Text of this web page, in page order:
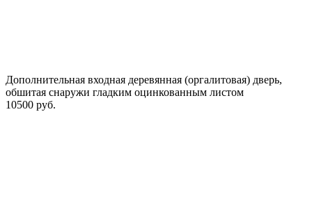
Дополнительная входная деревянная (оргалитовая) дверь,
обшитая снаружи гладким оцинкованным листом
10500 руб.